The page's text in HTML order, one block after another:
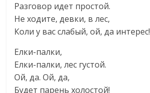
Разговор идет простой.
Не ходите, девки, в лес,
Коли у вас слабый, ой, да интерес!
Елки-палки,
Елки-палки, лес густой.
Ой, да. Ой, да,
Будет парень холостой!